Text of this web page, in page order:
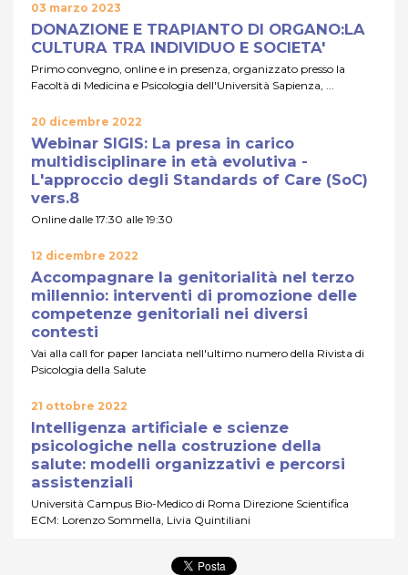
03 marzo 2023
DONAZIONE E TRAPIANTO DI ORGANO:LA
CULTURA TRA INDIVIDUO E SOCIETA'
Primo convegno, online e in presenza, organizzato presso la
Facoltà di Medicina e Psicologia dell'Università Sapienza, ...
20 dicembre 2022
Webinar SIGIS: La presa in carico
multidisciplinare in età evolutiva -
L'approccio degli Standards of Care (SoC)
vers.8
Online dalle 17:30 alle 19:30
12 dicembre 2022
Accompagnare la genitorialità nel terzo
millennio: interventi di promozione delle
competenze genitoriali nei diversi
contesti
Vai alla call for paper lanciata nell'ultimo numero della Rivista di
Psicologia della Salute
21 ottobre 2022
Intelligenza artificiale e scienze
psicologiche nella costruzione della
salute: modelli organizzativi e percorsi
assistenziali
Università Campus Bio-Medico di Roma Direzione Scientifica
ECM: Lorenzo Sommella, Livia Quintiliani